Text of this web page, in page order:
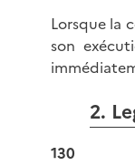
Lorsque la
son
2.
130